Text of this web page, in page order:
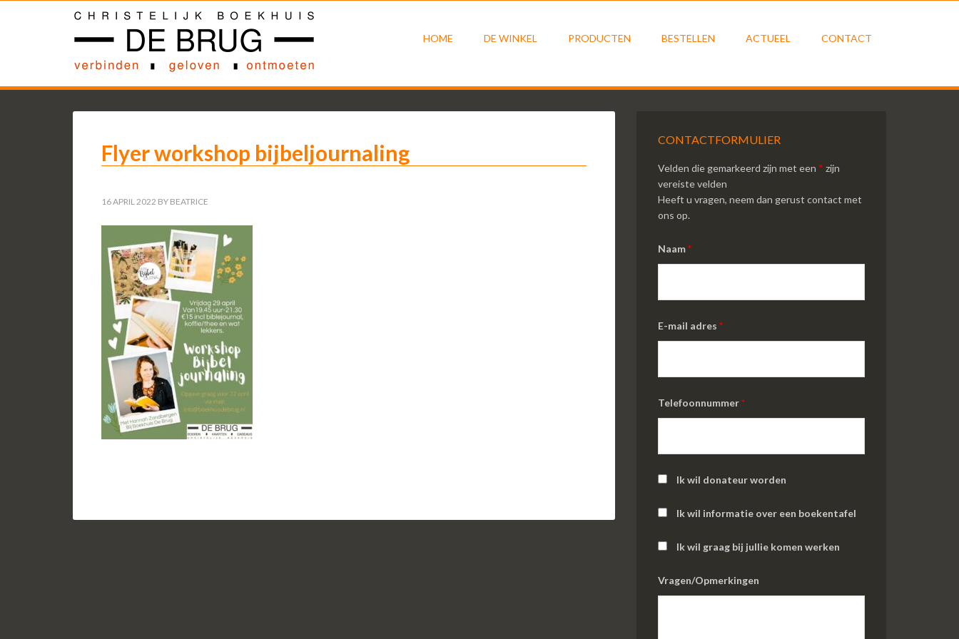
HOME DE WINKEL PRODUCTEN BESTELLEN ACTUEEL CONTACT
Flyer workshop bijbeljournaling
16 APRIL 2022 BY BEATRICE
CONTACTFORMULIER
Velden die gemarkeerd zijn met een * zijn
vereiste velden
Heeft u vragen, neem dan gerust contact met
ons op.
Naam*
E-mail adres *
Telefoonnummer*
Ik wil donateur worden
Ik wil informatie over een boekentafel
Ik wil graag bij jullie komen werken
Vragen/Opmerkingen